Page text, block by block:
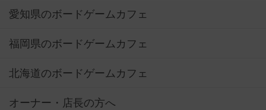
愛知県のボードゲームカフェ
福岡県のボードゲームカフェ
北海道のボードゲームカフェ
オーナー・店長の方へ